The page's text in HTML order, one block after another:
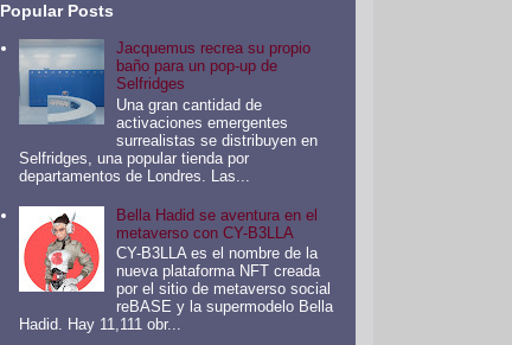
Popular Posts
Jacquemus recrea su propio
baño para un pop-up de
Selfridges
Una gran cantidad de
activaciones emergentes
surrealistas se distribuyen en
Selfridges, una popular tienda por
departamentos de Londres. Las...
Bella Hadid se aventura en el
metaverso con CY-B3LLA
CY-B3LLA es el nombre de la
nueva plataforma NFT creada
por el sitio de metaverso social
reBASE y la supermodelo Bella
Hadid. Hay 11,111 obr...